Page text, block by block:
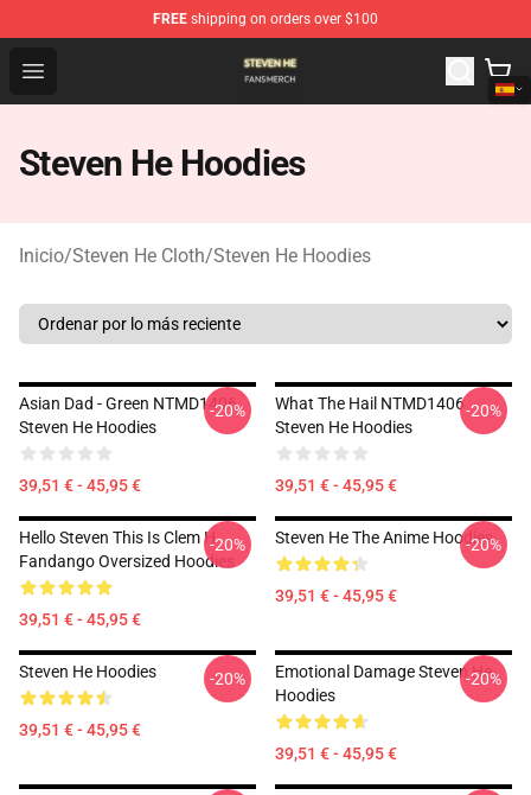
FREE shipping on orders over $100
Open menu
Steven He Shop - Official Steven He Merchandise Store
Steven He Hoodies
Inicio/Steven He Cloth/Steven He Hoodies
Asian Dad - Green NTMD1406
Steven He Hoodies
39,51 € - 45,95 €
-20%
What The Hail NTMD1406
Steven He Hoodies
39,51 € - 45,95 €
-20%
Hello Steven This Is Clem H
Fandango Oversized Hoodies
39,51 € - 45,95 €
-20% Steven He The Anime Hoodies
39,51 € - 45,95 €
-20%
Steven He Hoodies
39,51 € - 45,95 €
-20%
Emotional Damage Steven He
Hoodies
39,51 € - 45,95 €
-20%